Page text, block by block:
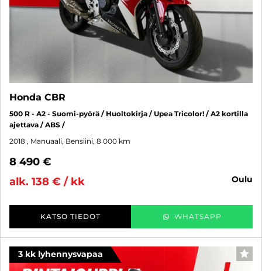
Honda CBR
500 R - A2 - Suomi-pyörä / Huoltokirja / Upea Tricolor! / A2 kortilla
ajettava / ABS /
2018 , Manuaali, Bensiini, 8 000 km
8 490 €
alk. 138 € / kk
oulu
KATSO TIEDOT WHATSAPP
3 kk lyhennysvapaa